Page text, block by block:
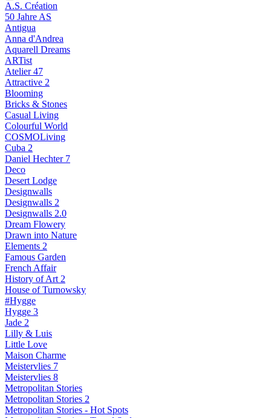
A.S. Création
50 Jahre AS
Antigua
Anna d'Andrea
Aquarell Dreams
ARTist
Atelier 47
Attractive 2
Blooming
Bricks & Stones
Casual Living
Colourful World
COSMOLiving
Cuba 2
Daniel Hechter 7
Deco
Desert Lodge
Designwalls
Designwalls 2
Designwalls 2.0
Dream Flowery
Drawn into Nature
Elements 2
Famous Garden
French Affair
History of Art 2
House of Turnowsky
#Hygge
Hygge 3
Jade 2
Lilly & Luis
Little Love
Maison Charme
Meistervlies 7
Meistervlies 8
Metropolitan Stories
Metropolitan Stories 2
Metropolitan Stories - Hot Spots